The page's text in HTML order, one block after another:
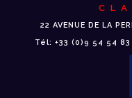
22 AVENUE DE LA
Tél: +33 (0)9 54 54 83